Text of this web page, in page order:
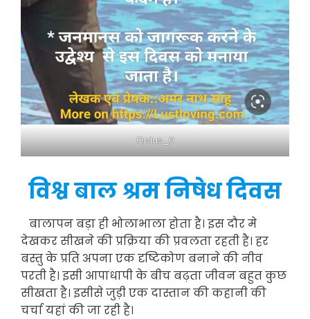
Oplus_0
विश्व बाल श्रम निषेध दिवस
बालापन बड़ा ही भोलाभाला होता है। इस दौर मे
देखकर सीखने की प्रक्रिया की प्रवलता रहती है। हर
बस्तु के प्रति अपना एक दृष्टिकोण बनाने की नीव
परती है। इसी आपाधापी के बीच बढ़ता जीवन बहुत कुछ
सीखता है। इसीसे जुड़ी एक दास्तान की कहानी की
चर्चा यहां की जा रही है।